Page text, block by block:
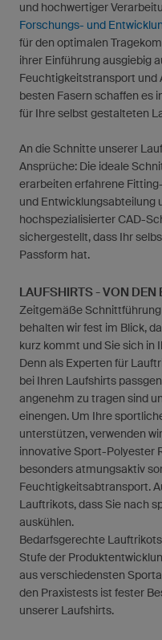
und hochwertiger
Forschungs- und
für den optimalen
ihrer Einführung ausgiebig
Feuchtigkeitstransport
besten Fasern schaffen es
für Ihre selbst gestalteten
An die Schnitte unserer
Ansprüche: Die ideale
erarbeiten erfahrene
und Entwicklungsabteilung
hochspezialisierter CAD-
sichergestellt, dass Ihr
Passform hat.
LAUFSHIRTS - VON DEN
Zeitgemäße
behalten wir fest im Blick,
kurz kommt und Sie sich in
Denn als Experten für
bei Ihren Laufshirts
angenehm zu tragen sind
einengen. Um Ihre
unterstützen, verwenden
innovative Sport-Polyester
besonders atmungsaktiv
Feuchtigkeitsabtransport.
Lauftrikots, dass Sie nach
auskühlen.
Bedarfsgerechte
Stufe der
aus verschiedensten
den Praxistests ist fester
unserer Laufshirts.